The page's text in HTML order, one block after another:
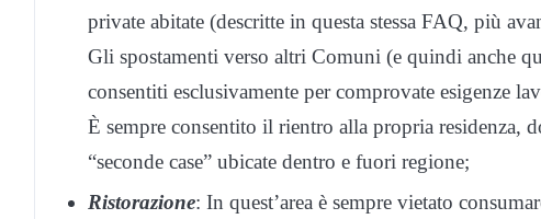
private abitate (descritte in questa stessa FAQ, più
Gli spostamenti verso altri Comuni (e quindi anche
consentiti esclusivamente per comprovate esigenze
È sempre consentito il rientro alla propria
“seconde case” ubicate dentro e fuori regione;
Ristorazione: In quest’area è sempre vietato